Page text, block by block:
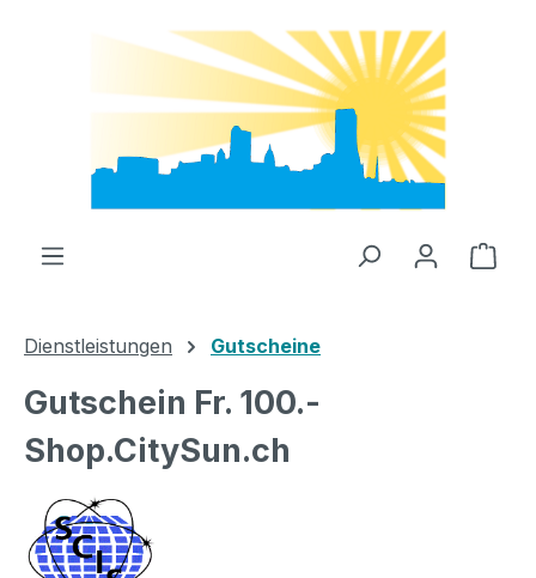
Zum Hauptinhalt springen
Dienstleistungen Gutscheine
Gutschein Fr. 100.-
Shop.CitySun.ch